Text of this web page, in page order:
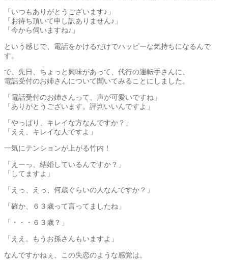
「いつもありがとうございます♪」
「お待ち頂いて申し訳ありません♪」
「今から伺いますね♪」
という感じで、電話をかけるだけでハッピーな気持ちになるんで
す。
で、先日、ちょっと興味があって、代行の運転手さんに、
電話受付のお姉さんについて聞いてみることにしました。
「電話受付のお姉さんって、声が可愛いですね」
「ありがとうございます。評判いいんですよ」
「やっぱり、キレイな方なんですか？」
「ええ、キレイな人ですよ」
一気にテンションが上がる竹内！
「えーっ、結婚しているんですか？」
「してますよ」
「えっ、えっ、何歳ぐらいの人なんですか？」
「確か、６３歳って言ってましたね」
「・・・６３歳？」
「ええ。もうお孫さんもいますよ」
なんですかねぇ、この失恋のような感覚は。